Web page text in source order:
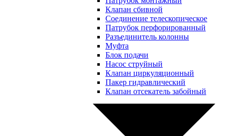
Клапан сбивной
Соединение телескопическое
Патрубок перфорированный
Разъединитель колонны
Муфта
Блок подачи
Насос струйный
Клапан циркуляционный
Пакер гидравлический
Клапан отсекатель забойный